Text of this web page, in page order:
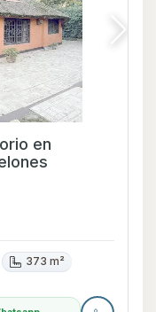
en
373 m²